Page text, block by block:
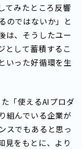
てみたところ反響
のではないか」と
は、そうしたユー
として蓄積するこ
いった好循環を生
「使えるAIプロダ
組んでいる企業が
スでもあると思っ
見をもとに、より